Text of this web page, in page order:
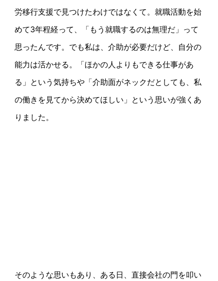
労移行支援で見つけたわけではなくて。就職活動を始
めて3年程経って、「もう就職するのは無理だ」って
思ったんです。でも私は、介助が必要だけど、自分の
能力は活かせる。「ほかの人よりもできる仕事があ
る」という気持ちや「介助面がネックだとしても、私
の働きを見てから決めてほしい」という思いが強くあ
りました。
そのような思いもあり、ある日、直接会社の門を叩い